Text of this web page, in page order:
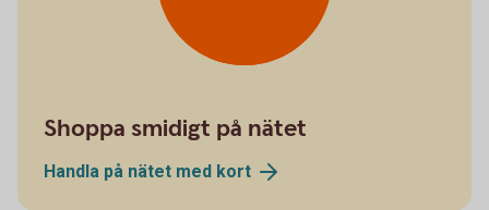
Shoppa smidigt på nätet
Handla på nätet med kort